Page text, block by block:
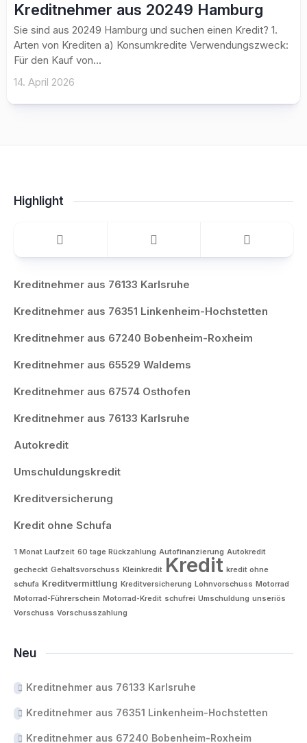
Kreditnehmer aus 20249 Hamburg
Sie sind aus 20249 Hamburg und suchen einen Kredit? 1.
Arten von Krediten a) Konsumkredite Verwendungszweck:
Für den Kauf von...
14. April 2026
Highlight
Kreditnehmer aus 76133 Karlsruhe
Kreditnehmer aus 76351 Linkenheim-Hochstetten
Kreditnehmer aus 67240 Bobenheim-Roxheim
Kreditnehmer aus 65529 Waldems
Kreditnehmer aus 67574 Osthofen
Kreditnehmer aus 76133 Karlsruhe
Autokredit
Umschuldungskredit
Kreditversicherung
Kredit ohne Schufa
1 Monat Laufzeit 60 tage Rückzahlung Autofinanzierung Autokredit
gecheckt Gehaltsvorschuss Kleinkredit Kredit kredit ohne
schufa Kreditvermittlung Kreditversicherung Lohnvorschuss Motorrad
Motorrad-Führerschein Motorrad-Kredit schufrei Umschuldung unseriös
Vorschuss Vorschusszahlung
Neu
Kreditnehmer aus 76133 Karlsruhe
Kreditnehmer aus 76351 Linkenheim-Hochstetten
Kreditnehmer aus 67240 Bobenheim-Roxheim